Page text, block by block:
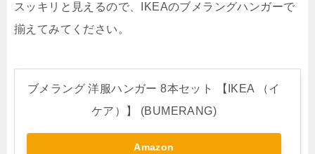
スッキリと見えるので、IKEAのブメラングハンガーで
揃えてみてください。
ブメラング 洋服ハンガー 8本セット 【IKEA （イ
ケア）】 (BUMERANG)
Amazon